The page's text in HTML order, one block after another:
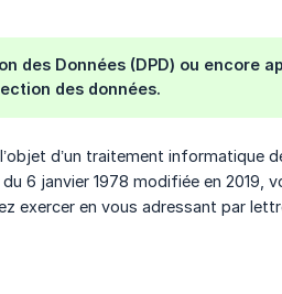
des Données (DPD) ou encore
des données.
d’un traitement informatique
6 janvier 1978 modifiée en 2019,
exercer en vous adressant par